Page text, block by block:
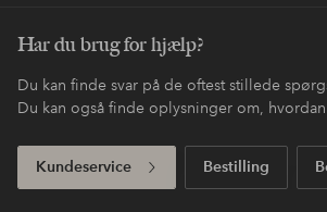
Har du brug for hjælp?
Du kan finde svar på de oftest stillede
Du kan også finde oplysninger om,
Kundeservice Bestilling